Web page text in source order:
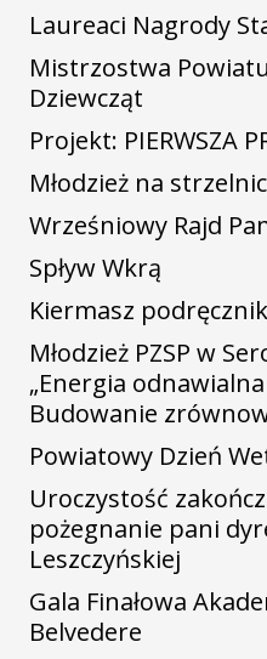
Laureaci Nagrody
Mistrzostwa
Dziewcząt
Projekt: PIERWSZA
Młodzież na
Wrześniowy Rajd
Spływ Wkrą
Kiermasz
Młodzież PZSP w
„Energia
Budowanie
Powiatowy Dzień
Uroczystość
pożegnanie pani
Leszczyńskiej
Gala Finałowa
Belvedere